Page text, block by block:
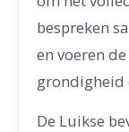
bespreken
en voeren
grondigheid
De Luikse